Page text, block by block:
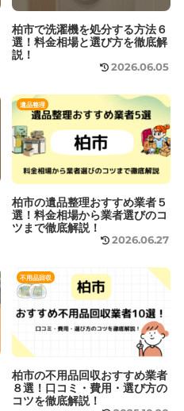
柏市で洗濯機を処分する方法６
選！料金相場と選び方を徹底解
説！
2026.06.05
遺品整理
柏市の遺品整理おすすめ業者５
選！料金相場から業者選びのコ
ツまで徹底解説！
2026.06.27
不用品回収
柏市の不用品回収おすすめ業者
８選！口コミ・費用・選び方の
コツを徹底解説！